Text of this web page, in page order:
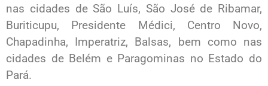
nas cidades de São Luís, São José de Ribamar,
Buriticupu, Presidente Médici, Centro Novo,
Chapadinha, Imperatriz, Balsas, bem como nas
cidades de Belém e Paragominas no Estado do
Pará.